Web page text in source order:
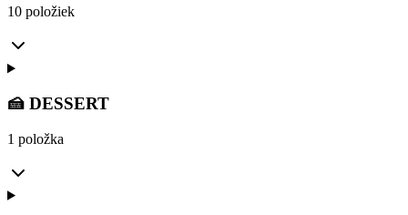
10 položiek
🍰 DESSERT
1 položka